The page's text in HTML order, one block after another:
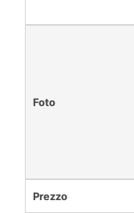
Foto
Prezzo